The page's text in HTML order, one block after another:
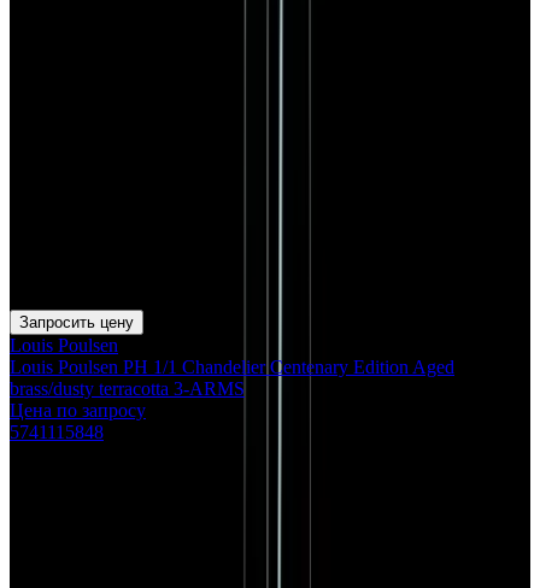
Запросить цену
Louis Poulsen
Louis Poulsen PH 1/1 Chandelier Centenary Edition Aged
brass/dusty terracotta 3-ARMS
Цена по запросу
5741115848